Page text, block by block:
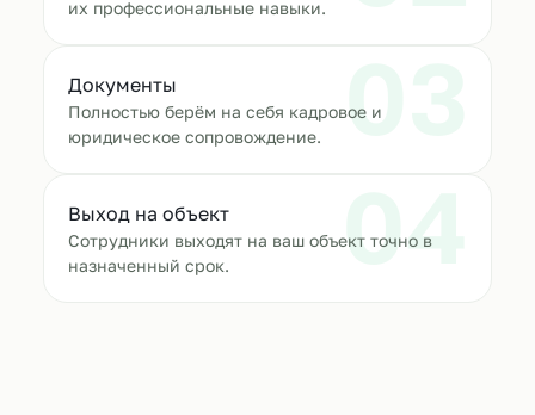
их профессиональные навыки.
03
Документы
Полностью берём на себя кадровое и
юридическое сопровождение.
04
Выход на объект
Сотрудники выходят на ваш объект точно в
назначенный срок.